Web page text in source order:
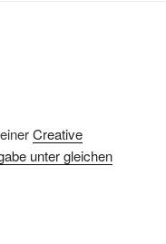
Creative
unter gleichen